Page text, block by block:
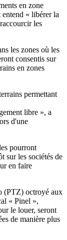
en zone
« libérer la
les
les zones où les
consentis sur
en zones
permettant
libre », a
d'une
pourront
sur les sociétés de
en faire
(PTZ) octroyé aux
« Pinel »,
le louer, seront
de manière plus